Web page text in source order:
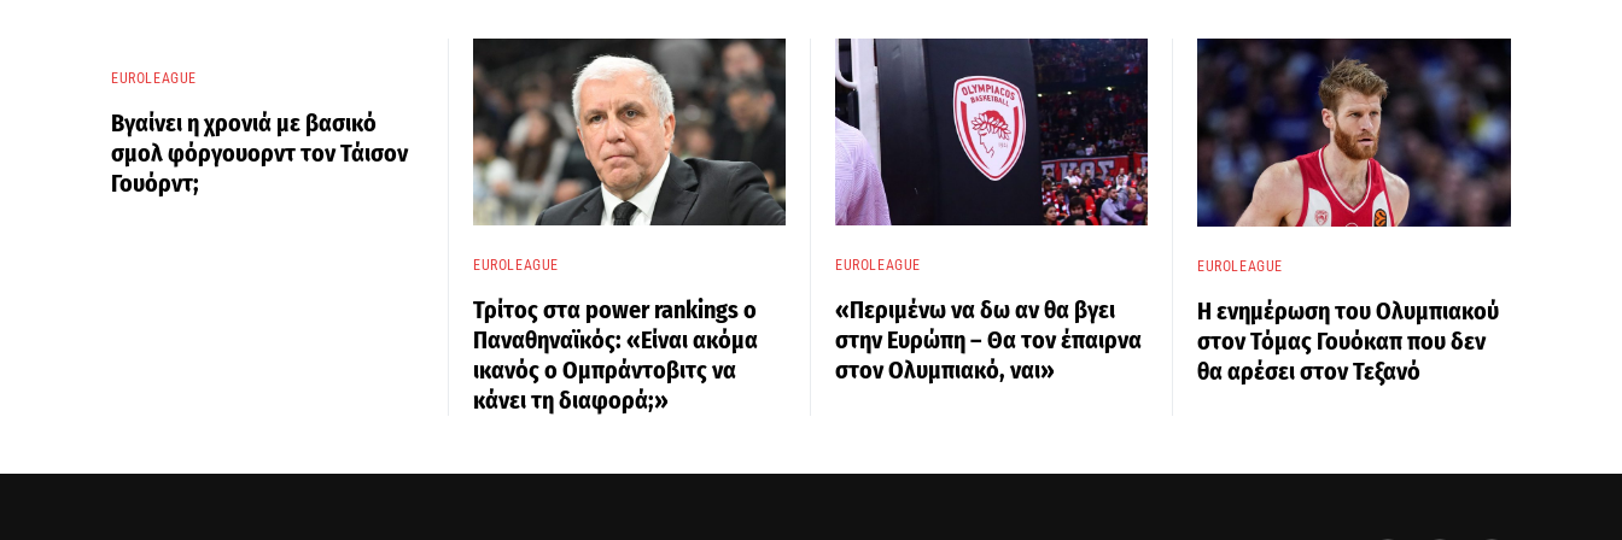
EUROLEAGUE
Βγαίνει η χρονιά με βασικό
σμολ φόργουορντ τον Τάισον
Γουόρντ;
EUROLEAGUE
Τρίτος στα power rankings ο
Παναθηναϊκός: «Είναι ακόμα
ικανός ο Ομπράντοβιτς να
κάνει τη διαφορά;»
EUROLEAGUE
«Περιμένω να δω αν θα βγει
στην Ευρώπη – Θα τον έπαιρνα
στον Ολυμπιακό, ναι»
EUROLEAGUE
Η ενημέρωση του Ολυμπιακού
στον Τόμας Γουόκαπ που δεν
θα αρέσει στον Τεξανό